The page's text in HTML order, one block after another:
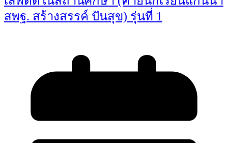
สพฐ. สร้างสรรค์ ปันสุข) รุ่นที่ 1